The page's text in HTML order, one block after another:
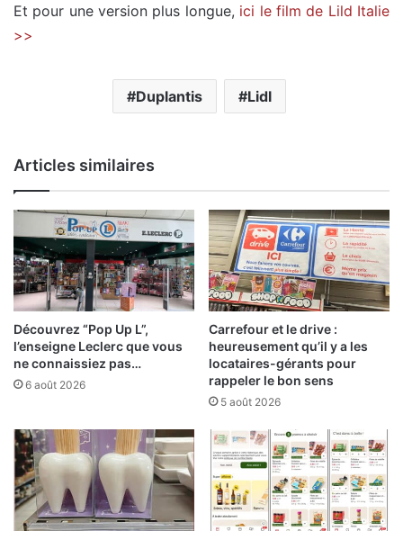
Et pour une version plus longue, ici le film de Lild Italie
>>
Duplantis Lidl
Articles similaires
Découvrez “Pop Up L”,
l’enseigne Leclerc que vous
ne connaissiez pas…
6 août 2026
Carrefour et le drive :
heureusement qu’il y a les
locataires-gérants pour
rappeler le bon sens
5 août 2026